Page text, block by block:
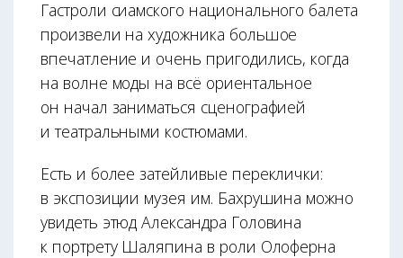
Гастроли сиамского национального балета
произвели на художника большое
впечатление и очень пригодились, когда
на волне моды на всё ориентальное
он начал заниматься сценографией
и театральными костюмами.
Есть и более затейливые переклички:
в экспозиции музея им. Бахрушина можно
увидеть этюд Александра Головина
к портрету Шаляпина в роли Олоферна